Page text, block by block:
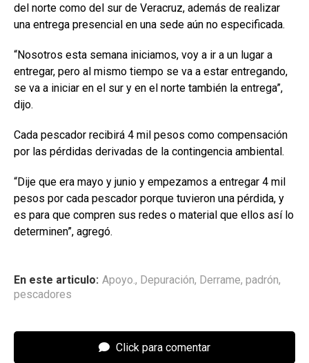
del norte como del sur de Veracruz, además de realizar
una entrega presencial en una sede aún no especificada.
“Nosotros esta semana iniciamos, voy a ir a un lugar a
entregar, pero al mismo tiempo se va a estar entregando,
se va a iniciar en el sur y en el norte también la entrega”,
dijo.
Cada pescador recibirá 4 mil pesos como compensación
por las pérdidas derivadas de la contingencia ambiental.
“Dije que era mayo y junio y empezamos a entregar 4 mil
pesos por cada pescador porque tuvieron una pérdida, y
es para que compren sus redes o material que ellos así lo
determinen”, agregó.
En este articulo: Apoyo., Depuración, Derrame, padrón,
pescadores
Click para comentar